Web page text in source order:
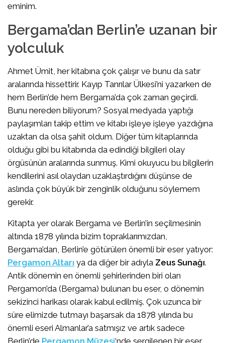
eminim.
Bergama’dan Berlin’e uzanan bir
yolculuk
Ahmet Ümit, her kitabına çok çalışır ve bunu da satır
aralarında hissettirir. Kayıp Tanrılar Ülkesi’ni yazarken de
hem Berlin’de hem Bergama’da çok zaman geçirdi.
Bunu nereden biliyorum? Sosyal medyada yaptığı
paylaşımları takip ettim ve kitabı işleye işleye yazdığına
uzaktan da olsa şahit oldum. Diğer tüm kitaplarında
olduğu gibi bu kitabında da edindiği bilgileri olay
örgüsünün aralarında sunmuş. Kimi okuyucu bu bilgilerin
kendilerini asıl olaydan uzaklaştırdığını düşünse de
aslında çok büyük bir zenginlik olduğunu söylemem
gerekir.
Kitapta yer olarak Bergama ve Berlin’in seçilmesinin
altında 1878 yılında bizim topraklarımızdan,
Bergama’dan, Berlin’e götürülen önemli bir eser yatıyor:
Pergamon Altarı ya da diğer bir adıyla Zeus Sunağı.
Antik dönemin en önemli şehirlerinden biri olan
Pergamon’da (Bergama) bulunan bu eser, o dönemin
sekizinci harikası olarak kabul edilmiş. Çok uzunca bir
süre elimizde tutmayı başarsak da 1878 yılında bu
önemli eseri Almanlar’a satmışız ve artık sadece